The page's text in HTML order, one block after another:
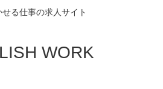
る仕事の求人サイト
WORK